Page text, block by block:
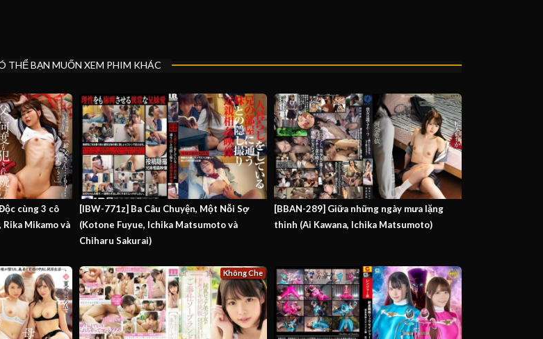
THỂ BẠN MUỐN XEM PHIM KHÁC
cùng 3 cô
Mikamo và
[IBW-771z] Ba Câu Chuyện, Một Nỗi Sợ
(Kotone Fuyue, Ichika Matsumoto và
Chiharu Sakurai)
[BBAN-289] Giữa những ngày mưa lặng
thinh (Ai Kawana, Ichika Matsumoto)
Không Che